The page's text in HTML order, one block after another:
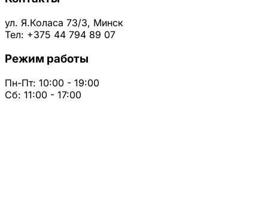
ул. Я.Коласа 73/3, Минск
Тел: +375 44 794 89 07
Режим работы
Пн-Пт: 10:00 - 19:00
Сб: 11:00 - 17:00